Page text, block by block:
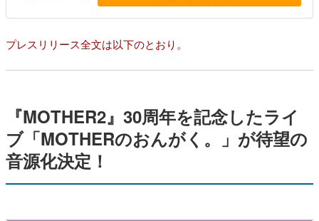
プレスリリース全文は以下のとおり。
『MOTHER2』30周年を記念したライ
ブ「MOTHERのおんがく。」が待望の
音源化決定！